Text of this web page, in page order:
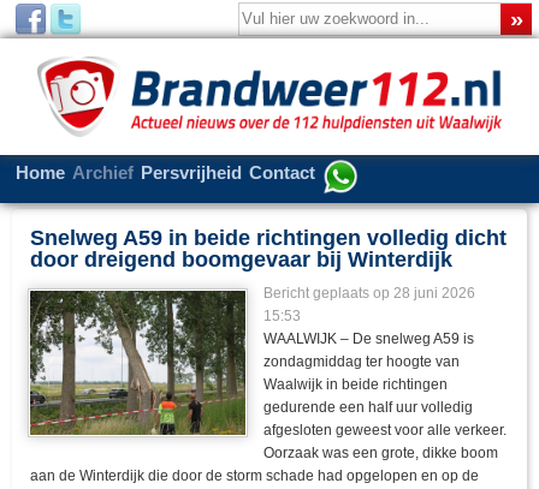
Home Archief Persvrijheid Contact
Snelweg A59 in beide richtingen volledig dicht
door dreigend boomgevaar bij Winterdijk
Bericht geplaats op 28 juni 2026
15:53
WAALWIJK – De snelweg A59 is
zondagmiddag ter hoogte van
Waalwijk in beide richtingen
gedurende een half uur volledig
afgesloten geweest voor alle verkeer.
Oorzaak was een grote, dikke boom
aan de Winterdijk die door de storm schade had opgelopen en op de